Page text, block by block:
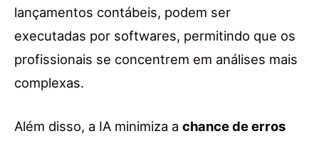
lançamentos contábeis, podem ser
executadas por softwares, permitindo que os
profissionais se concentrem em análises mais
complexas.
Além disso, a IA minimiza a chance de erros